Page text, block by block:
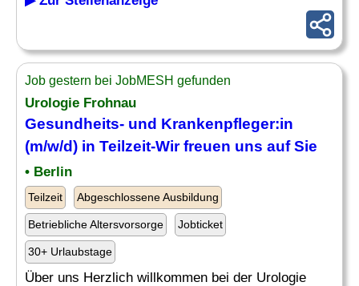
Job gestern bei JobMESH gefunden
Urologie Frohnau
Gesundheits- und Krankenpfleger:in
(m/w/d) in Teilzeit-Wir freuen uns auf Sie
• Berlin
Teilzeit Abgeschlossene Ausbildung
Betriebliche Altersvorsorge Jobticket
30+ Urlaubstage
Über uns Herzlich willkommen bei der Urologie